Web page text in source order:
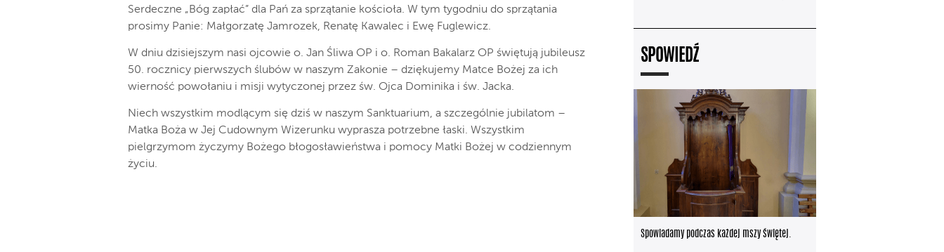
Serdeczne „Bóg zapłać” dla Pań za sprzątanie kościoła. W tym tygodniu do sprzątania
prosimy Panie: Małgorzatę Jamrozek, Renatę Kawalec i Ewę Fuglewicz.
W dniu dzisiejszym nasi ojcowie o. Jan Śliwa OP i o. Roman Bakalarz OP świętują jubileusz
50. rocznicy pierwszych ślubów w naszym Zakonie – dziękujemy Matce Bożej za ich
wierność powołaniu i misji wytyczonej przez św. Ojca Dominika i św. Jacka.
Niech wszystkim modlącym się dziś w naszym Sanktuarium, a szczególnie jubilatom –
Matka Boża w Jej Cudownym Wizerunku wyprasza potrzebne łaski. Wszystkim
pielgrzymom życzymy Bożego błogosławieństwa i pomocy Matki Bożej w codziennym
życiu.
SPOWIEDŹ
Spowiadamy podczas każdej mszy świętej.